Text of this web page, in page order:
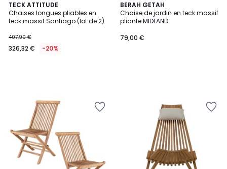
TECK ATTITUDE
Chaises longues pliables en
teck massif Santiago (lot de 2)
407,90 €
326,32 € -20%
BERAH GETAH
Chaise de jardin en teck massif
pliante MIDLAND
79,00 €